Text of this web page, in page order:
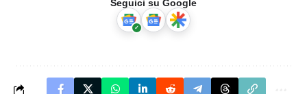
Seguici su Google